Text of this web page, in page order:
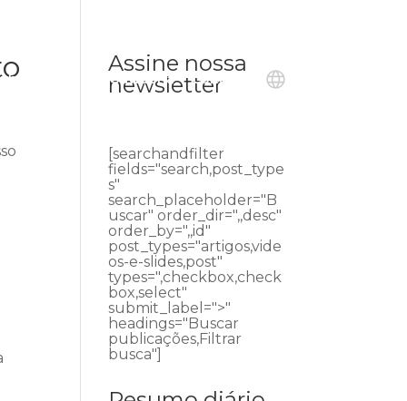
Ouvidoria Contato
Assine nossa
newsletter
[searchandfilter
fields="search,post_type
s"
search_placeholder="B
uscar" order_dir=",,desc"
order_by=",,id"
post_types="artigos,vide
os-e-slides,post"
types=",checkbox,check
box,select"
submit_label=">"
headings="Buscar
publicações,Filtrar
busca"]